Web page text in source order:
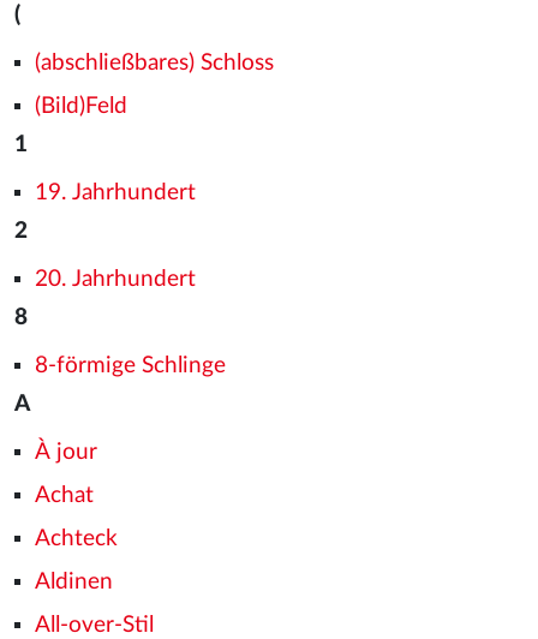
(
(abschließbares) Schloss
(Bild)Feld
1
19. Jahrhundert
2
20. Jahrhundert
8
8-förmige Schlinge
A
À jour
Achat
Achteck
Aldinen
All-over-Stil